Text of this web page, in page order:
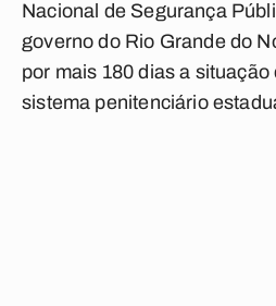
Nacional de Segurança
governo do Rio Grande do
por mais 180 dias a
sistema penitenciário